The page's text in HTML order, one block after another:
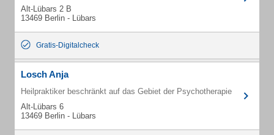
Alt-Lübars 2 B
13469 Berlin - Lübars
Gratis-Digitalcheck
Losch Anja
Heilpraktiker beschränkt auf das Gebiet der Psychotherapie
Alt-Lübars 6
13469 Berlin - Lübars